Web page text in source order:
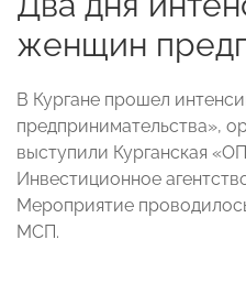
женщин
В Кургане прошел
предпринимательства»,
выступили Курганская
Инвестиционное
Мероприятие
МСП.